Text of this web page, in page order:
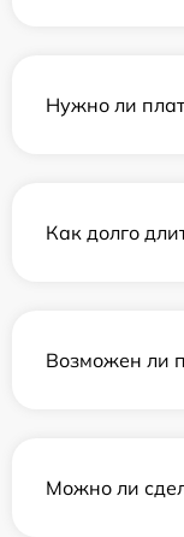
Нужно ли
Как долго
Возможен ли
Можно ли